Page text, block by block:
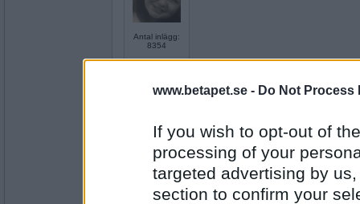
www.betapet.se - Do Not Process
If you wish to opt-out of
processing of your
targeted advertising by
section to confirm your
Antal inlägg:
8354
Antal inlägg:
1125
3